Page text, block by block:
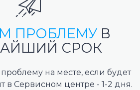
ПРОБЛЕМУ В
СРОК
на месте, если будет
в Сервисном центре - 1-2 дня.